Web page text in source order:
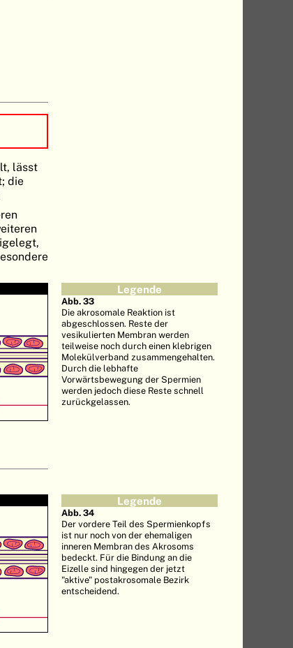
lässt
die
Legende
Abb. 33
Die akrosomale Reaktion ist
abgeschlossen. Reste der
vesikulierten Membran werden
teilweise noch durch einen klebrigen
Molekülverband zusammengehalten.
Durch die lebhafte
Vorwärtsbewegung der Spermien
werden jedoch diese Reste schnell
zurückgelassen.
Legende
Abb. 34
Der vordere Teil des Spermienkopfs
ist nur noch von der ehemaligen
inneren Membran des Akrosoms
bedeckt. Für die Bindung an die
Eizelle sind hingegen der jetzt
"aktive" postakrosomale Bezirk
entscheidend.